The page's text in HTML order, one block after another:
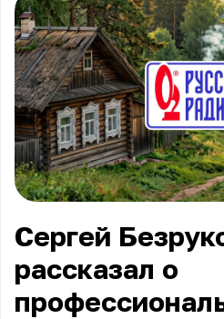
Сергей
рассказал о